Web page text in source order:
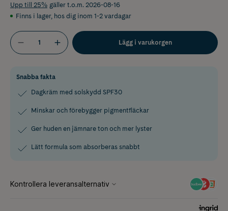
Upp till 25% gäller t.o.m. 2026-08-16
Finns i lager, hos dig inom 1-2 vardagar
Lägg i varukorgen
Snabba fakta
Dagkräm med solskydd SPF30
Minskar och förebygger pigmentfläckar
Ger huden en jämnare ton och mer lyster
Lätt formula som absorberas snabbt